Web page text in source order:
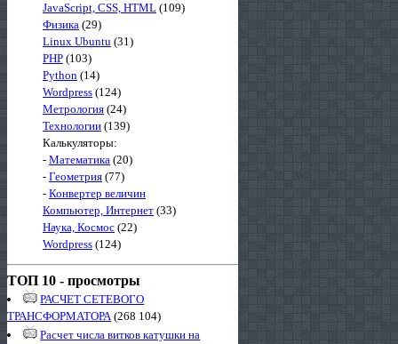
JavaScript, CSS, HTML (109)
Физика (29)
Linux Ubuntu (31)
PHP (103)
Python (14)
Wordpress (124)
Метрология (24)
Технологии (139)
Калькуляторы:
- Математика (20)
- Геометрия (77)
- Конвертер величин
Компьютер, Интернет (33)
Наука, Космос (22)
Wordpress (124)
ТОП 10 - просмотры
РАСЧЕТ СЕТЕВОГО
ТРАНСФОРМАТОРА(268 104)
Расчет числа витков катушки на